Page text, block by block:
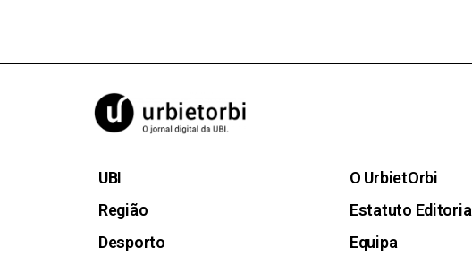
UBI
Região
Desporto
O UrbietOrbi
Estatuto Editorial
Equipa